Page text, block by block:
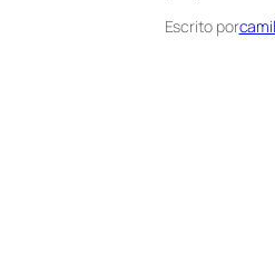
Escrito por